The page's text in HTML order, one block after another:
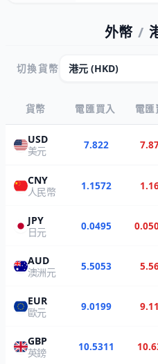
外幣 /
切換貨幣
貨幣 電匯買入 電匯
USD
美元
7.822
CNY
人民幣
1.1572
JPY
日元
0.0495
AUD
澳洲元
5.5053
EUR
歐元
9.0199
GBP
英鎊
10.5311